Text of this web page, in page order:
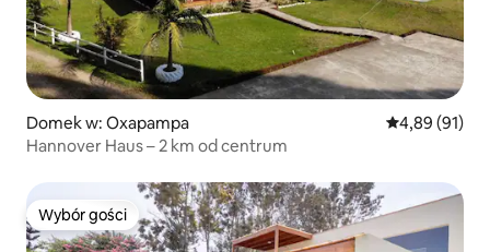
Domek w: Oxapampa Średnia
4,89 (91)
Hannover Haus – 2 km od centrum
Wybór gości
Wybór gości